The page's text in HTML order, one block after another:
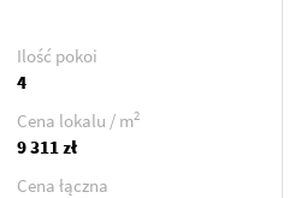
Ilość pokoi
4
Cena lokalu / m2
9 311 zł
Cena łączna